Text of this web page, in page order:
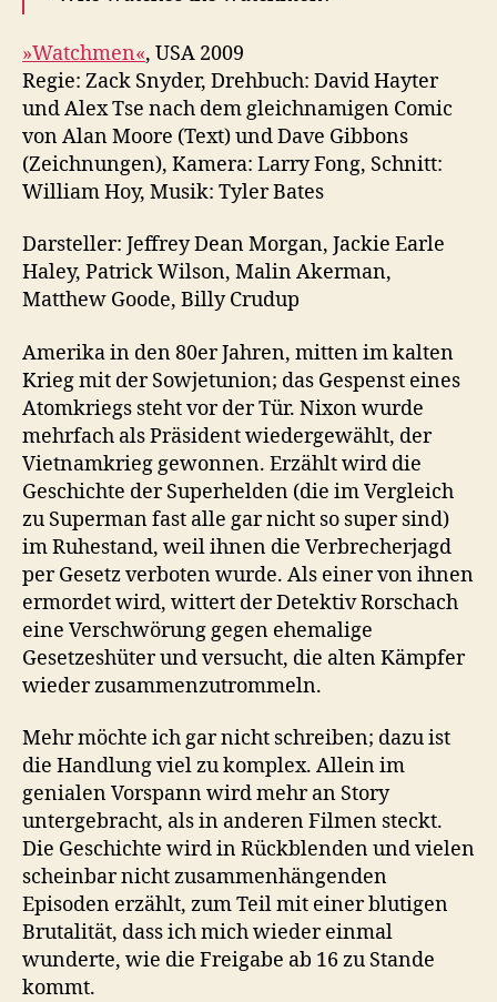
»Watchmen«, USA 2009
Regie: Zack Snyder, Drehbuch: David Hayter
und Alex Tse nach dem gleichnamigen Comic
von Alan Moore (Text) und Dave Gibbons
(Zeichnungen), Kamera: Larry Fong, Schnitt:
William Hoy, Musik: Tyler Bates
Darsteller: Jeffrey Dean Morgan, Jackie Earle
Haley, Patrick Wilson, Malin Akerman,
Matthew Goode, Billy Crudup
Amerika in den 80er Jahren, mitten im kalten
Krieg mit der Sowjetunion; das Gespenst eines
Atomkriegs steht vor der Tür. Nixon wurde
mehrfach als Präsident wiedergewählt, der
Vietnamkrieg gewonnen. Erzählt wird die
Geschichte der Superhelden (die im Vergleich
zu Superman fast alle gar nicht so super sind)
im Ruhestand, weil ihnen die Verbrecherjagd
per Gesetz verboten wurde. Als einer von ihnen
ermordet wird, wittert der Detektiv Rorschach
eine Verschwörung gegen ehemalige
Gesetzeshüter und versucht, die alten Kämpfer
wieder zusammenzutrommeln.
Mehr möchte ich gar nicht schreiben; dazu ist
die Handlung viel zu komplex. Allein im
genialen Vorspann wird mehr an Story
untergebracht, als in anderen Filmen steckt.
Die Geschichte wird in Rückblenden und vielen
scheinbar nicht zusammenhängenden
Episoden erzählt, zum Teil mit einer blutigen
Brutalität, dass ich mich wieder einmal
wunderte, wie die Freigabe ab 16 zu Stande
kommt.